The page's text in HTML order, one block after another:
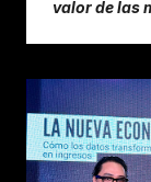
valor de las